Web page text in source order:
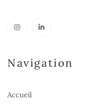
Navigation
Accueil